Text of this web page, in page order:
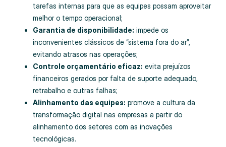
tarefas internas para que as equipes possam aproveitar
melhor o tempo operacional;
Garantia de disponibilidade: impede os
inconvenientes clássicos de “sistema fora do ar”,
evitando atrasos nas operações;
Controle orçamentário eficaz: evita prejuízos
financeiros gerados por falta de suporte adequado,
retrabalho e outras falhas;
Alinhamento das equipes: promove a cultura da
transformação digital nas empresas a partir do
alinhamento dos setores com as inovações
tecnológicas.